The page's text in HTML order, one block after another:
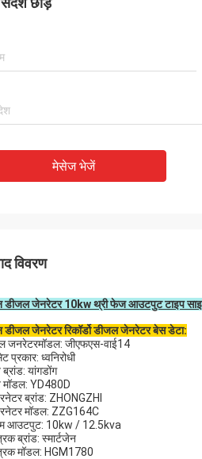
मेसेज भेजें
विवरण
जेनरेटर 10kw थ्री फेज आउटपुट टाइप
जेनरेटर रिकॉर्डो डीजल जेनरेटर बेस डेटा:
जनरेटरमॉडल: जीएफएस-वाई14
प्रकार: ध्वनिरोधी
यांगडोंग
YD480D
ब्रांड: ZHONGZHI
मॉडल: ZZG164C
आउटपुट: 10kw / 12.5kva
ब्रांड: स्मार्टजेन
मॉडल: HGM1780